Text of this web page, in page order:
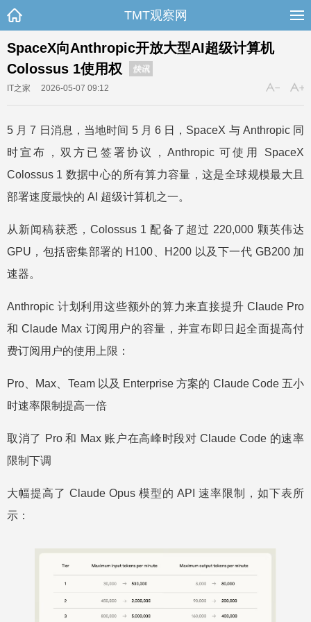
TMT观察网
SpaceX向Anthropic开放大型AI超级计算机
Colossus 1使用权
快讯
IT之家 2026-05-07 09:12
5 月 7 日消息，当地时间 5 月 6 日，SpaceX 与 Anthropic 同
时宣布，双方已签署协议，Anthropic 可使用 SpaceX
Colossus 1 数据中心的所有算力容量，这是全球规模最大且
部署速度最快的 AI 超级计算机之一。
从新闻稿获悉，Colossus 1 配备了超过 220,000 颗英伟达
GPU，包括密集部署的 H100、H200 以及下一代 GB200 加
速器。
Anthropic 计划利用这些额外的算力来直接提升 Claude Pro
和 Claude Max 订阅用户的容量，并宣布即日起全面提高付
费订阅用户的使用上限：
Pro、Max、Team 以及 Enterprise 方案的 Claude Code 五小
时速率限制提高一倍
取消了 Pro 和 Max 账户在高峰时段对 Claude Code 的速率
限制下调
大幅提高了 Claude Opus 模型的 API 速率限制，如下表所
示：